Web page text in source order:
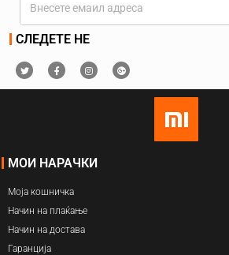
СЛЕДЕТЕ НЕ
МОИ НАРАЧКИ
Моја кошничка
Начин на плаќање
Начин на достава
Гаранција